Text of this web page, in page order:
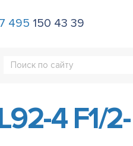
495 150 43 39
4 F1/2-